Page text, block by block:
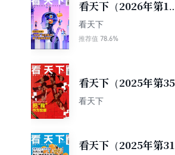
看天下（2026年第1
期）
看天下
推荐值 78.6%
看天下（2025年第35
看天下
看天下（2025年第31